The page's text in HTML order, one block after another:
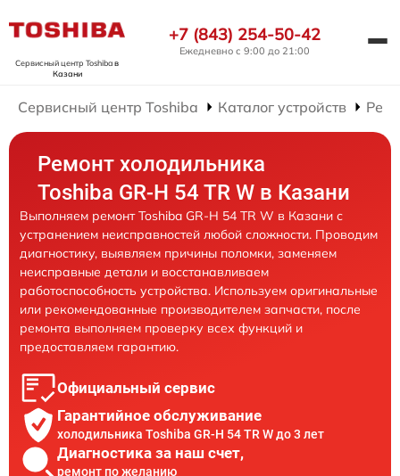
Сервисный центр Toshibaв
Казани
+7 (843) 254-50-42
Ежедневно с 9:00 до 21:00
Сервисный центр Toshiba Каталог устройств
Ремонт холодильника
Toshiba GR-H 54 TR W в Казани
Выполняем ремонт Toshiba GR-H 54 TR W в Казани с
устранением неисправностей любой сложности. Проводим
диагностику, выявляем причины поломки, заменяем
неисправные детали и восстанавливаем
работоспособность устройства. Используем оригинальные
или рекомендованные производителем запчасти, после
ремонта выполняем проверку всех функций и
предоставляем гарантию.
Официальный сервис
Гарантийное обслуживание
холодильника Toshiba GR-H 54 TR W до 3 лет
Диагностика за наш счет,
ремонт по желанию